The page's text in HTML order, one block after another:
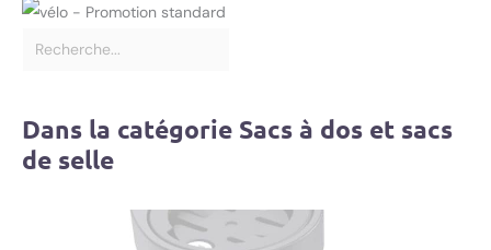
Dans la catégorie Sacs à dos et sacs
de selle